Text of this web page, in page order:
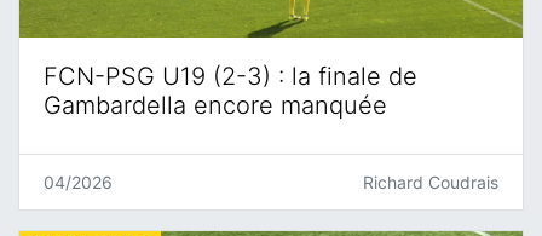
FCN-PSG U19 (2-3) : la finale de
Gambardella encore manquée
04/2026 Richard Coudrais